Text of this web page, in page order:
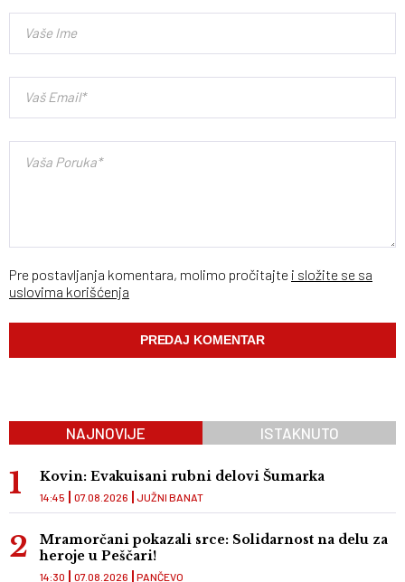
Pre postavljanja komentara, molimo pročitajte i složite se sa
uslovima korišćenja
NAJNOVIJE ISTAKNUTO
Kovin: Evakuisani rubni delovi Šumarka
JUŽNI BANAT
14:45 07.08.2026
Mramorčani pokazali srce: Solidarnost na delu za
heroje u Peščari!
PANČEVO
14:30 07.08.2026